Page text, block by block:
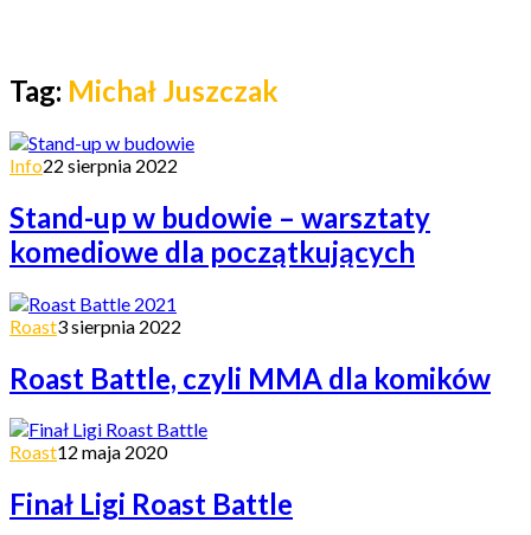
Tag: Michał Juszczak
Info22 sierpnia 2022
Stand-up w budowie – warsztaty
komediowe dla początkujących
Roast3 sierpnia 2022
Roast Battle, czyli MMA dla komików
Roast12 maja 2020
Finał Ligi Roast Battle